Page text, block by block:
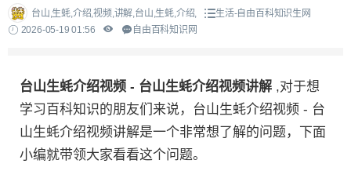
台山,生蚝,介绍,视频,讲解,台山,生蚝,介绍,
生活-自由百科知识生网
2026-05-19 01:56
自由百科知识网
台山生蚝介绍视频 - 台山生蚝介绍视频讲解 ,对于想
学习百科知识的朋友们来说，台山生蚝介绍视频 - 台
山生蚝介绍视频讲解是一个非常想了解的问题，下面
小编就带领大家看看这个问题。